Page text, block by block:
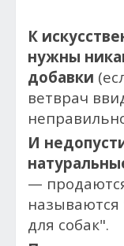
К
нужны
добавки
ветврач
И
—
называются
для собак".